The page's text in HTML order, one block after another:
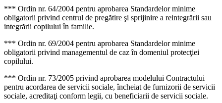
*** Ordin nr. 64/2004 pentru aprobarea Standardelor minime
obligatorii privind centrul de pregătire şi sprijinire a reintegrării sau
integrării copilului în familie.
*** Ordin nr. 69/2004 pentru aprobarea Standardelor minime
obligatorii privind managementul de caz în domeniul protecţiei
copilului.
*** Ordin nr. 73/2005 privind aprobarea modelului Contractului
pentru acordarea de servicii sociale, încheiat de furnizorii de servicii
sociale, acreditaţi conform legii, cu beneficiarii de servicii sociale.